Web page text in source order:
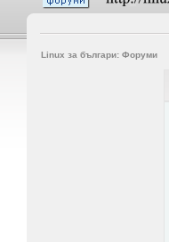
Linux за българи: Форуми